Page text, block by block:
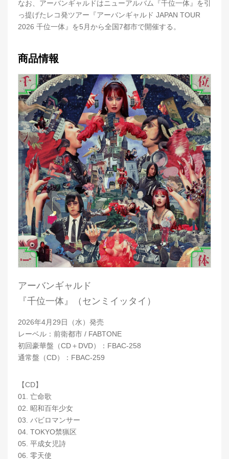
なお、アーバンギャルドはニューアルバム『千位一体』を引
っ提げたレコ発ツアー『アーバンギャルド JAPAN TOUR
2026 千位一体』を5月から全国7都市で開催する。
商品情報
アーバンギャルド
『千位一体』（センミイッタイ）
2026年4月29日（水）発売
レーベル：前衛都市 / FABTONE
初回豪華盤（CD＋DVD）：FBAC-258
通常盤（CD）：FBAC-259
【CD】
01. 亡命歌
02. 昭和百年少女
03. バビロマンサー
04. TOKYO禁猟区
05. 平成女児詩
06. 零天使